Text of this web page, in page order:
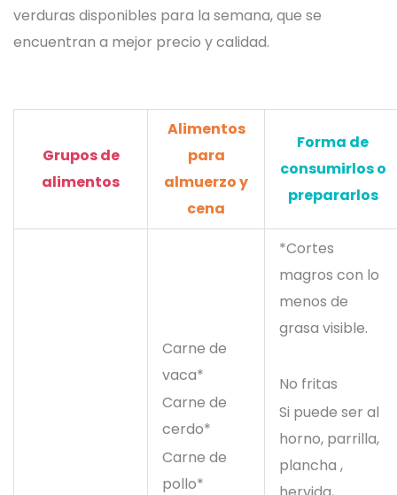
verduras disponibles para la semana, que se
encuentran a mejor precio y calidad.
Grupos de
alimentos
Alimentos
para
almuerzo y
cena
Forma de
consumirlos o
prepararlos
Carne de
vaca*
Carne de
cerdo*
Carne de
pollo*
*Cortes
magros con lo
menos de
grasa visible.
No fritas
Si puede ser al
horno, parrilla,
plancha ,